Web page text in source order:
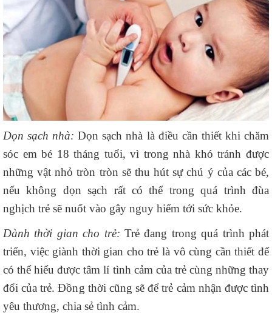
Dọn sạch nhà:Dọn sạch nhà là điều cần thiết khi chăm
sóc em bé 18 tháng tuổi, vì trong nhà khó tránh được
những vật nhỏ tròn tròn sẽ thu hút sự chú ý của các bé,
nếu không dọn sạch rất có thể trong quá trình đùa
nghịch trẻ sẽ nuốt vào gây nguy hiểm tới sức khỏe.
Dành thời gian cho trẻ: Trẻ đang trong quá trình phát
triển, việc giành thời gian cho trẻ là vô cùng cần thiết để
có thể hiểu được tâm lí tình cảm của trẻ cùng những thay
đổi của trẻ. Đồng thời cũng sẽ để trẻ cảm nhận được tình
yêu thương, chia sẻ tình cảm.